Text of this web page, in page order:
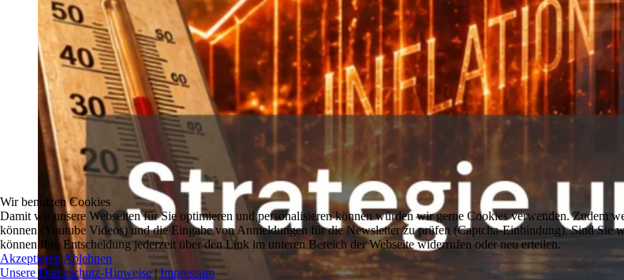
Wir benutzen Cookies
Damit wir unsere Webseiten für Sie optimieren und personalisieren können würden wir gerne Cookies verwenden. Zudem
können (Youtube Videos) und die Eingabe von Anmeldungen für die Newsletter zu prüfen (Captcha-Einbindung). Sind Sie
können Ihre Entscheidung jederzeit über den Link im unteren Bereich der Webseite widerrufen oder neu erteilen.
Akzeptieren Ablehnen
Unsere Datenschutz-Hinweise |Impressum